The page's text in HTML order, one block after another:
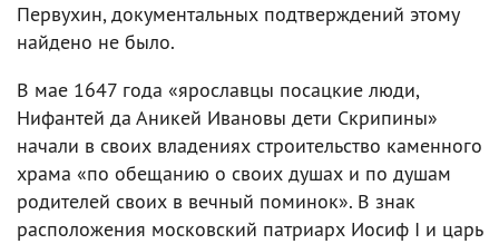
Первухин, документальных подтверждений этому
найдено не было.
В мае 1647 года «ярославцы посацкие люди,
Нифантей да Аникей Ивановы дети Скрипины»
начали в своих владениях строительство каменного
храма «по обещанию о своих душах и по душам
родителей своих в вечный поминок». В знак
расположения московский патриарх Иосиф I и царь